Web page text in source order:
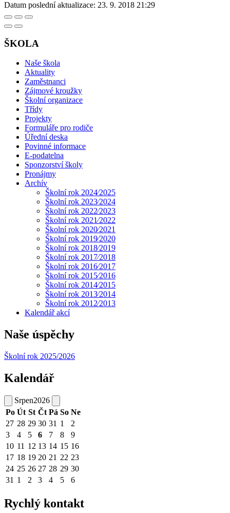
Datum poslední aktualizace: 23. 9. 2018 21:29
ŠKOLA
Naše škola
Aktuality
Zaměstnanci
Zájmové kroužky
Školní organizace
Třídy
Projekty
Formuláře pro rodiče
Úřední deska
Povinné informace
E-podatelna
Sponzorství školy
Pronájmy
Archív
Školní rok 2024⁄2025
Školní rok 2023⁄2024
Školní rok 2022⁄2023
Školní rok 2021⁄2022
Školní rok 2020⁄2021
Školní rok 2019⁄2020
Školní rok 2018⁄2019
Školní rok 2017⁄2018
Školní rok 2016⁄2017
Školní rok 2015⁄2016
Školní rok 2014⁄2015
Školní rok 2013⁄2014
Školní rok 2012⁄2013
Kalendář akcí
Naše úspěchy
Školní rok 2025/2026
Kalendář
Srpen2026
Po Út St Čt Pá So Ne
27 28 29 30 31 1
2
3
4 5 6 7 8
9
10 11 12 13 14 15 16
17 18 19 20 21 22 23
24 25 26 27 28 29 30
31 1 2 3 4 5 6
Rychlý kontakt